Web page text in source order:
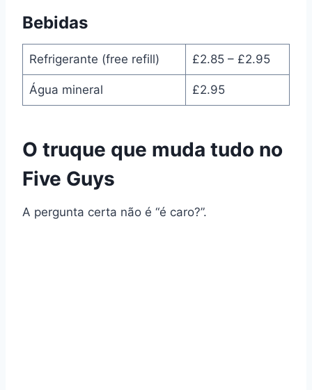
Bebidas
Refrigerante (free refill) £2.85 – £2.95
Água mineral £2.95
O truque que muda tudo no
Five Guys
A pergunta certa não é “é caro?”.